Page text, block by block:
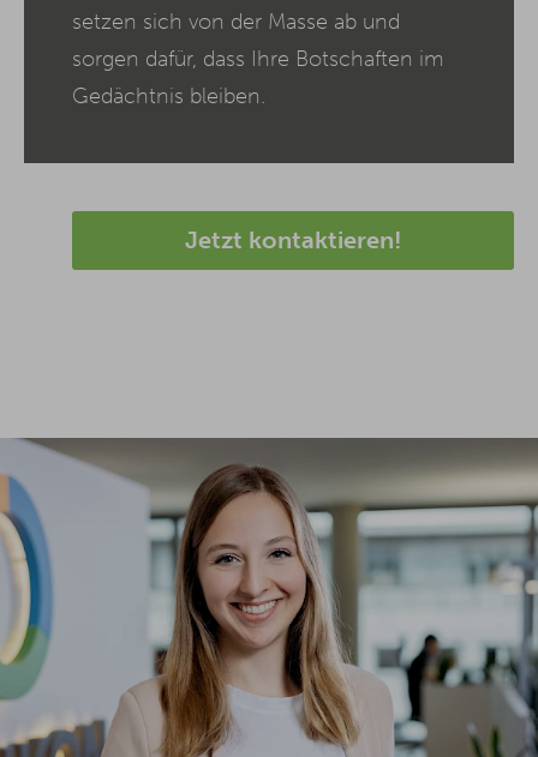
setzen sich von der Masse ab und
sorgen dafür, dass Ihre Botschaften im
Gedächtnis bleiben.
Jetzt kontaktieren!